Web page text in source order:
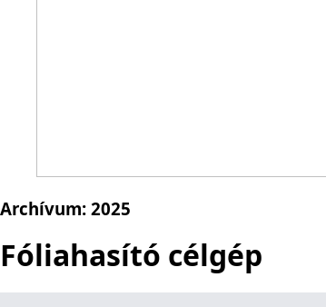
Archívum: 2025
Fóliahasító célgép